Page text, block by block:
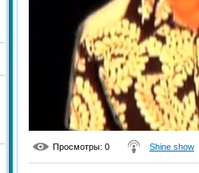
Просмотры: 0 Shine show